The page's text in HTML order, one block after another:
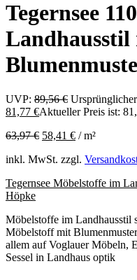
Tegernsee
UVP: 89,56€
81,77 €Aktueller Preis ist:
63,97€ 58,41 € /m²
inkl. MwSt. zzgl.
Tegernsee Möbelstoffe im
Höpke
Möbelstoffe im Landhausstil
Möbelstoff mit
allem auf Voglauer Möbeln,
Sessel in Landhaus optik